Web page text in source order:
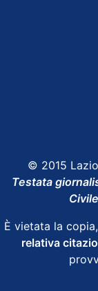
© 2015
Testata
È vietata la
relativa